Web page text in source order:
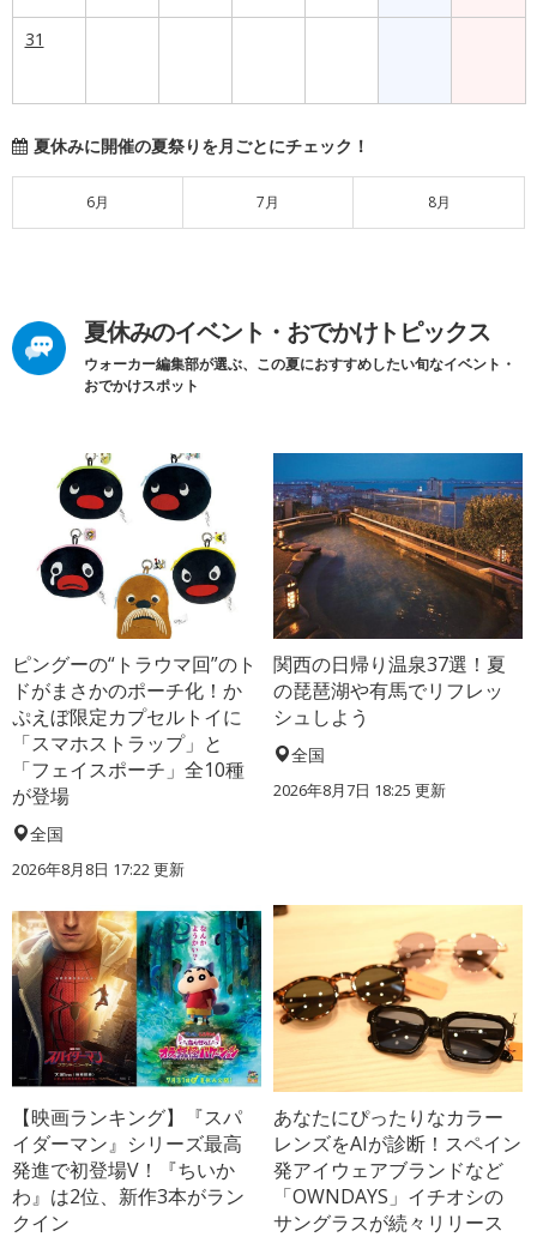
31
夏休みに開催の夏祭りを月ごとにチェック！
6月 7月 8月
夏休みのイベント・おでかけトピックス
ウォーカー編集部が選ぶ、この夏におすすめしたい旬なイベント・
おでかけスポット
ピングーの“トラウマ回”のト
ドがまさかのポーチ化！か
ぷえぼ限定カプセルトイに
「スマホストラップ」と
「フェイスポーチ」全10種
が登場
全国
2026年8月8日 17:22更新
関西の日帰り温泉37選！夏
の琵琶湖や有馬でリフレッ
シュしよう
全国
2026年8月7日 18:25 更新
【映画ランキング】『スパ
イダーマン』シリーズ最高
発進で初登場V！『ちいか
わ』は2位、新作3本がラン
クイン
あなたにぴったりなカラー
レンズをAIが診断！スペイン
発アイウェアブランドなど
「OWNDAYS」イチオシの
サングラスが続々リリース